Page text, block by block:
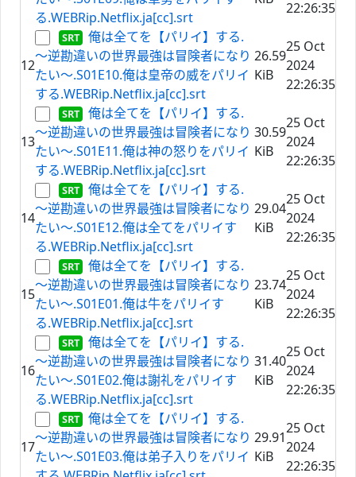
る.WEBRip.Netflix.ja[cc].srt
22:26:35
12
俺は全てを【パリイ】する.
～逆勘違いの世界最強は冒険者になり
たい～.S01E10.俺は皇帝の威をパリイ
する.WEBRip.Netflix.ja[cc].srt
26.59
KiB
25 Oct
2024
22:26:35
13
俺は全てを【パリイ】する.
～逆勘違いの世界最強は冒険者になり
たい～.S01E11.俺は神の怒りをパリイ
する.WEBRip.Netflix.ja[cc].srt
30.59
KiB
25 Oct
2024
22:26:35
14
俺は全てを【パリイ】する.
～逆勘違いの世界最強は冒険者になり
たい～.S01E12.俺は全てをパリイす
る.WEBRip.Netflix.ja[cc].srt
29.04
KiB
25 Oct
2024
22:26:35
15
俺は全てを【パリイ】する.
～逆勘違いの世界最強は冒険者になり
たい～.S01E01.俺は牛をパリイす
る.WEBRip.Netflix.ja[cc].srt
23.74
KiB
25 Oct
2024
22:26:35
16
俺は全てを【パリイ】する.
～逆勘違いの世界最強は冒険者になり
たい～.S01E02.俺は謝礼をパリイす
る.WEBRip.Netflix.ja[cc].srt
31.40
KiB
25 Oct
2024
22:26:35
17
俺は全てを【パリイ】する.
～逆勘違いの世界最強は冒険者になり
たい～.S01E03.俺は弟子入りをパリイ
29.91
KiB
25 Oct
2024
22:26:35